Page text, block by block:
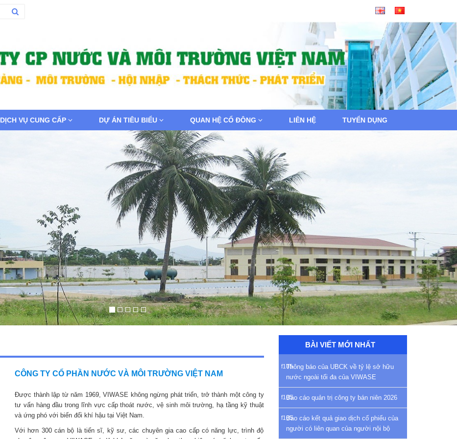
DỊCH VỤ CUNG CẤP DỰ ÁN TIÊU BIỂU QUAN HỆ CỔ ĐÔNG LIÊN HỆ TUYỂN DỤNG
CÔNG TY CỔ PHẦN NƯỚC VÀ MÔI TRƯỜNG VIỆT NAM
Được thành lập từ năm 1969, VIWASE không ngừng phát triển, trở thành một công ty
tư vấn hàng đầu trong lĩnh vực cấp thoát nước, vệ sinh môi trường, hạ tầng kỹ thuật
và ứng phó với biến đổi khí hậu tại Việt Nam.
Với hơn 300 cán bộ là tiến sĩ, kỹ sư, các chuyên gia cao cấp có năng lực, trình độ
BÀI VIẾT MỚI NHẤT
Thông báo của UBCK về tỷ lệ sở hữu
nước ngoài tối đa của VIWASE
Báo cáo quản trị công ty bán niên 2026
Báo cáo kết quả giao dịch cổ phiếu của
người có liên quan của người nội bộ